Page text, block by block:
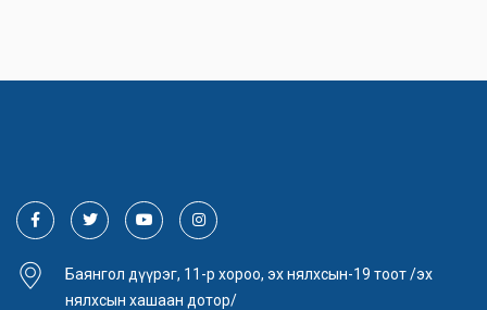
Баянгол дүүрэг, 11-р хороо, эх нялхсын-19 тоот /эх
нялхсын хашаан дотор/